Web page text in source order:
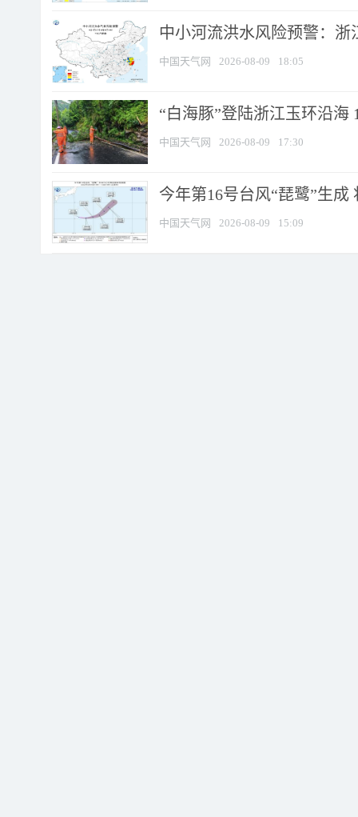
中小河流洪水风险预警：
中国天气网 2026-08-09 18:05
“白海豚”登陆浙江玉环沿海
中国天气网 2026-08-09 17:30
今年第16号台风“琵鹭”生
中国天气网 2026-08-09 15:09